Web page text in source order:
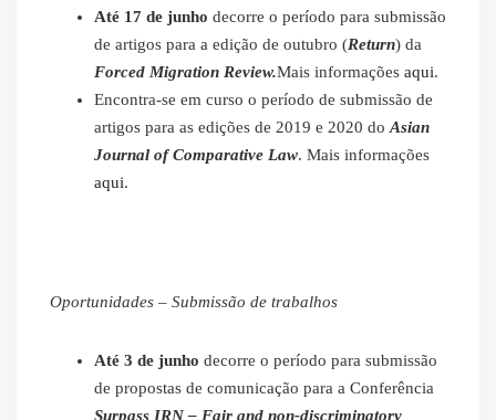
Até 17 de junho decorre o período para submissão
de artigos para a edição de outubro (Return) da
Forced Migration Review.Mais informações aqui.
Encontra-se em curso o período de submissão de
artigos para as edições de 2019 e 2020 doAsian
Journal of Comparative Law. Mais informações
aqui.
Oportunidades – Submissão de trabalhos
Até 3 de junho decorre o período para submissão
de propostas de comunicação para a Conferência
Surpass IRN – Fair and non-discriminatory